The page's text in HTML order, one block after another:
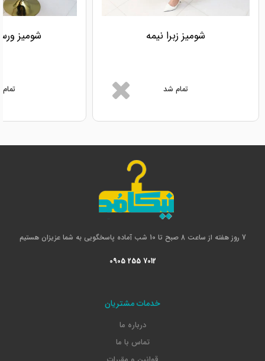
شومیز زبرا نیمه
تمام شد
شومیز
7 روز هفته از ساعت 8 صبح تا 10 شب آماده پاسخگویی به شما عزیزان هستیم
0905 255 7012
خدمات مشتریان
درباره ما
تماس با ما